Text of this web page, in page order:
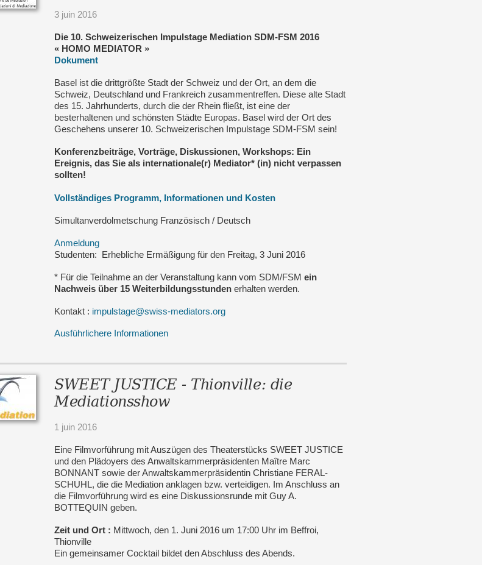
3 juin 2016
Die 10. Schweizerischen Impulstage Mediation SDM-FSM 2016
« HOMO MEDIATOR »
Dokument
Basel ist die drittgrößte Stadt der Schweiz und der Ort, an dem die
Schweiz, Deutschland und Frankreich zusammentreffen. Diese alte Stadt
des 15. Jahrhunderts, durch die der Rhein fließt, ist eine der
besterhaltenen und schönsten Städte Europas. Basel wird der Ort des
Geschehens unserer 10. Schweizerischen Impulstage SDM-FSM sein!
Konferenzbeiträge, Vorträge, Diskussionen, Workshops: Ein
Ereignis, das Sie als internationale(r) Mediator* (in) nicht verpassen
sollten!
Vollständiges Programm, Informationen und Kosten
Simultanverdolmetschung Französisch / Deutsch
Anmeldung
Studenten: Erhebliche Ermäßigung für den Freitag, 3 Juni 2016
* Für die Teilnahme an der Veranstaltung kann vom SDM/FSM ein
Nachweis über 15 Weiterbildungsstunden erhalten werden.
Kontakt : impulstage@swiss-mediators.org
Ausführlichere Informationen
SWEET JUSTICE - Thionville: die
Mediationsshow
1 juin 2016
Eine Filmvorführung mit Auszügen des Theaterstücks SWEET JUSTICE
und den Plädoyers des Anwaltskammerpräsidenten Maître Marc
BONNANT sowie der Anwaltskammerpräsidentin Christiane FERAL-
SCHUHL, die die Mediation anklagen bzw. verteidigen. Im Anschluss an
die Filmvorführung wird es eine Diskussionsrunde mit Guy A.
BOTTEQUIN geben.
Zeit und Ort : Mittwoch, den 1. Juni 2016 um 17:00 Uhr im Beffroi,
Thionville
Ein gemeinsamer Cocktail bildet den Abschluss des Abends.